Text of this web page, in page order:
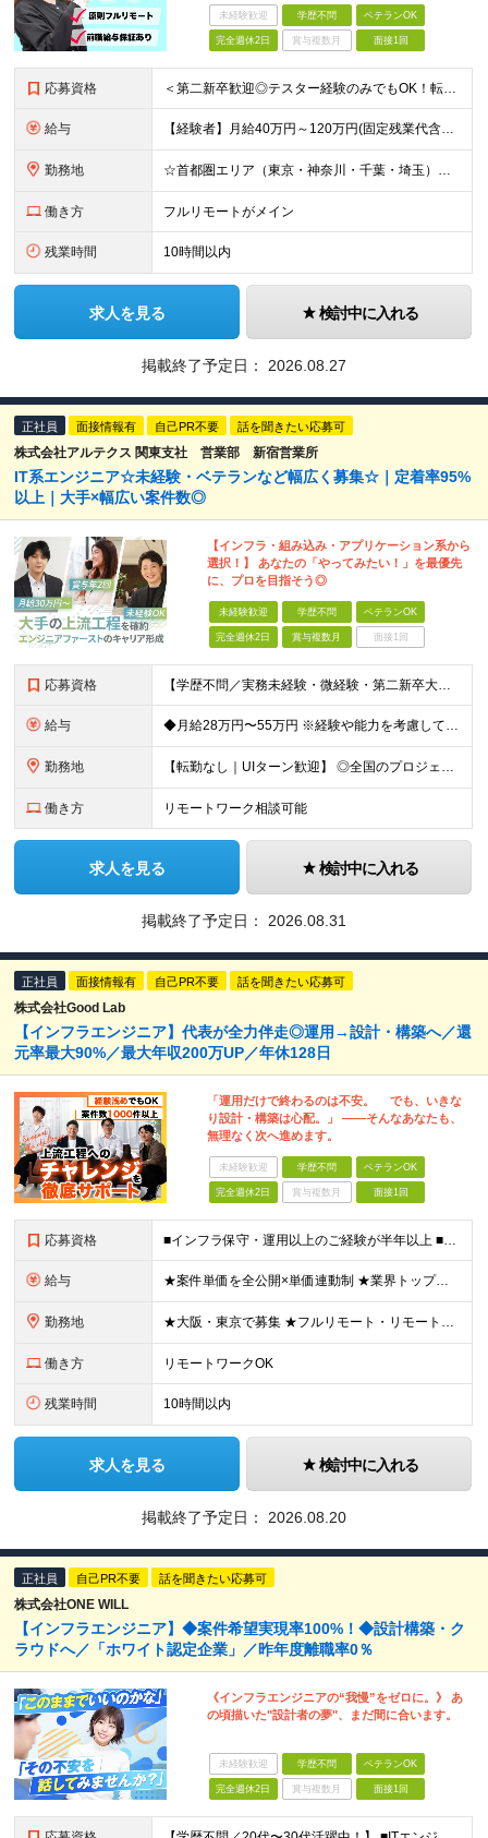
未経験歓迎 学歴不問 ベテランOK
完全週休2日 賞与複数月 面接1回
応募資格 ＜第二新卒歓迎◎テスター経験のみでもOK！転職回数不問＞ ■学歴不問 ■ブランクOK ■エンジニアとしての実務経験が1年以上ある方 └開発、インフラ、工程、言語は一切不問！ ※未経験も若干名募集して
給与 【経験者】月給40万円～120万円(固定残業代含む)+各種手当 ★前職給与の総収入額を100％保証｜還元率84％〜100％ ★20代の平均年収570万円 ※月給には、みなし残業手当(月30時間／5万
勤務地 ☆首都圏エリア（東京・神奈川・千葉・埼玉）・名古屋・大阪・福岡を中心とした全国各地のプロジェクト先に参画いただきます。 ※希望をヒアリングした上で決定します ☆全国各地からフルリモートOK 【本社】
働き方 フルリモートがメイン
残業時間 10時間以内
求人を見る 検討中に入れる
掲載終了予定日： 2026.08.27
正社員 面接情報有 自己PR不要 話を聞きたい応募可
株式会社アルテクス 関東支社 営業部 新宿営業所
IT系エンジニア☆未経験・ベテランなど幅広く募集☆｜定着率95%
以上｜大手×幅広い案件数◎
【インフラ・組み込み・アプリケーション系から
選択！】 あなたの「やってみたい！」を最優先
に、プロを目指そう◎
未経験歓迎 学歴不問 ベテランOK
完全週休2日 賞与複数月 面接1回
応募資格 【学歴不問／実務未経験・微経験・第二新卒大歓迎！】 ★年齢不問！40〜50代のベテラン層の採用・活躍実績も多数あります。1〜2年程度でも構築の経験があれば即戦力として評価します！ 【求める経験・スキ
給与 ◆月給28万円〜55万円 ※経験や能力を考慮して優遇します ※残業代は別途全額支給します ※試用期間3ヶ月（期間中も待遇・条件に差異はございません）
勤務地 【転勤なし｜UIターン歓迎】 ◎全国のプロジェクト先へ配属 ※配属先は希望を考慮します ※お任せする業務の状況により転居を伴う就業の可能性はありますが、その際は希望を考慮します ◆本社 福岡県
働き方 リモートワーク相談可能
求人を見る 検討中に入れる
掲載終了予定日： 2026.08.31
正社員 面接情報有 自己PR不要 話を聞きたい応募可
株式会社Good Lab
【インフラエンジニア】代表が全力伴走◎運用→設計・構築へ／還
元率最大90%／最大年収200万UP／年休128日
「運用だけで終わるのは不安。 でも、いきな
り設計・構築は心配。」 ——そんなあなたも、
無理なく次へ進めます。
未経験歓迎 学歴不問 ベテランOK
完全週休2日 賞与複数月 面接1回
応募資格 ■インフラ保守・運用以上のご経験が半年以上 ■学歴不問/ブランクOK ※運用・保守／テスター／デバッガー／キッティングのみの経験でもOKです。 《 こんな気持ちがあれば、まず話しましょう！ 》 ・
給与 ★案件単価を全公開×単価連動制 ★業界トップクラスの還元率（75％～90％） ★年収200万円UPの実績あり！ 月給35～85万円（固定残業代含む）＋賞与年1回＋各種手当 ※固定残業代は、時間外労働
勤務地 ★大阪・東京で募集 ★フルリモート・リモートワークOK ★出社派も大歓迎！駅チカオフィスで通勤ラクラク ★会社都合の転勤なし ■大阪本社 大阪府大阪市北区西天満5丁目16-3 西天満ファイブビル 6
働き方 リモートワークOK
残業時間 10時間以内
求人を見る 検討中に入れる
掲載終了予定日： 2026.08.20
正社員 自己PR不要 話を聞きたい応募可
株式会社ONE WILL
【インフラエンジニア】◆案件希望実現率100%！◆設計構築・ク
ラウドへ／「ホワイト認定企業」／昨年度離職率0％
《インフラエンジニアの“我慢”をゼロに。》 あ
の頃描いた"設計者の夢"、まだ間に合います。
未経験歓迎 学歴不問 ベテランOK
完全週休2日 賞与複数月 面接1回